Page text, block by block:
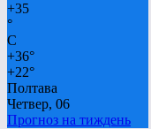
+35
°
C
+36°
+22°
Полтава
Четвер, 06
Прогноз на тиждень